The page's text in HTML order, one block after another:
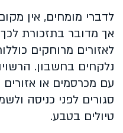
לדברי מומחים, אין
אך מדובר בתזכורת
לאזורים מרוחקים
נלקחים בחשבון.
עם מכרסמים או אזורים
סגורים לפני כניסה
טיולים בטבע.